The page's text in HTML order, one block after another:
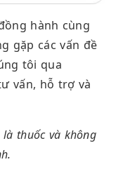
hành cùng
gặp các vấn đề
tôi qua
vấn, hỗ trợ và
thuốc và không